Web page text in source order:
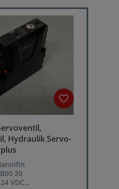
Hydraulik Servo-
20
VDC